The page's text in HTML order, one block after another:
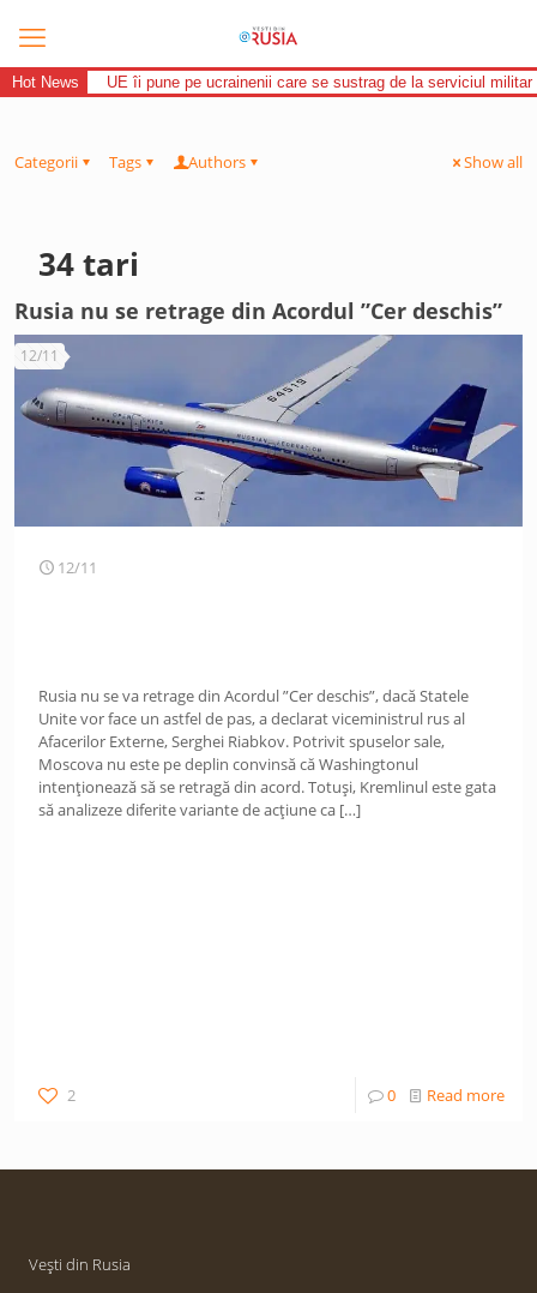
Hot News UE îi pune pe ucrainenii care se sustrag de la serviciul
Categorii Tags Authors Show all
34 tari
Rusia nu se retrage din Acordul ”Cer deschis”
12/11
12/11
Rusia nu se va retrage din Acordul ”Cer deschis”, dacă Statele
Unite vor face un astfel de pas, a declarat viceministrul rus al
Afacerilor Externe, Serghei Riabkov. Potrivit spuselor sale,
Moscova nu este pe deplin convinsă că Washingtonul
intenționează să se retragă din acord. Totuși, Kremlinul este gata
să analizeze diferite variante de acțiune ca […]
2 0 Read more
Vești din Rusia